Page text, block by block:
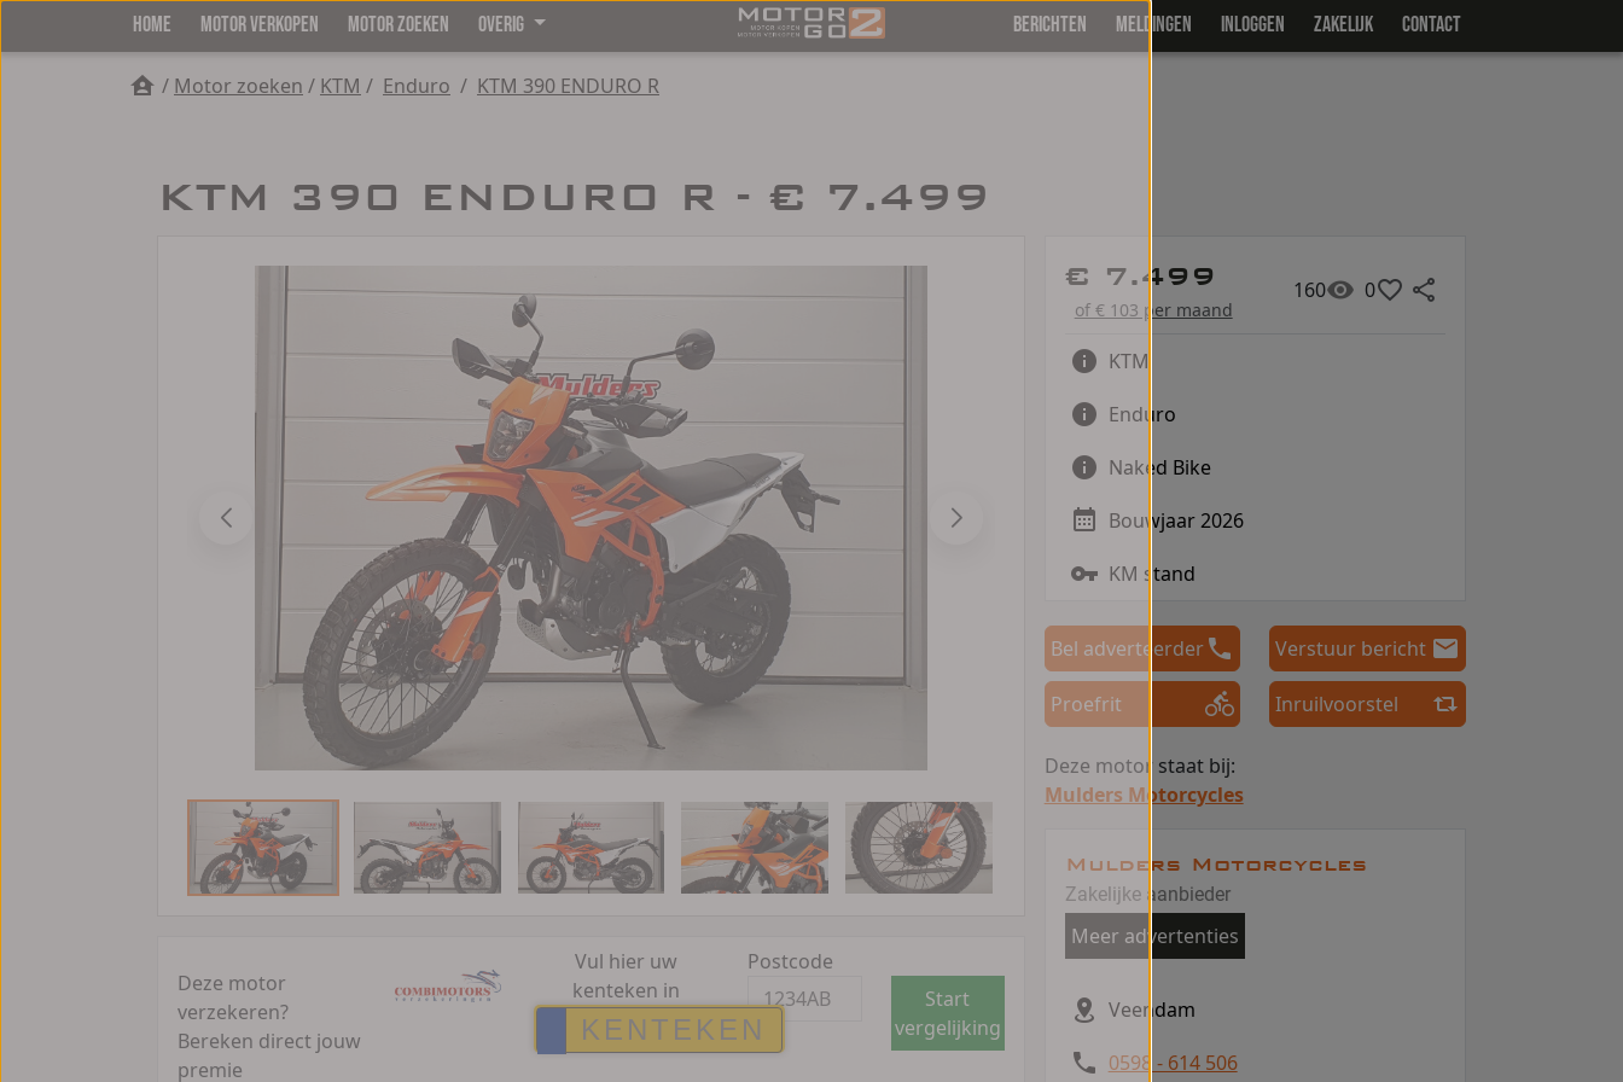
HOME MOTOR VERKOPEN MOTOR ZOEKEN OVERIG BERICHTEN MELDINGEN INLOGGEN ZAKELIJK CONTACT
/ Motor zoeken / KTM / Enduro / KTM 390 ENDURO R
KTM 390 ENDURO R - € 7.499
Deze motor
verzekeren?
Bereken direct jouw
premie
Vul hier uw
kenteken in
Postcode
Start
vergelijking
€ 7.499
of € 103 per maand
160 0
KTM
Enduro
Naked Bike
Bouwjaar 2026
KM stand
Bel adverteerder Verstuur bericht
Proefrit Inruilvoorstel
Deze motor staat bij:
Mulders Motorcycles
Mulders Motorcycles
Zakelijke aanbieder
Meer advertenties
Veendam
0598 - 614 506